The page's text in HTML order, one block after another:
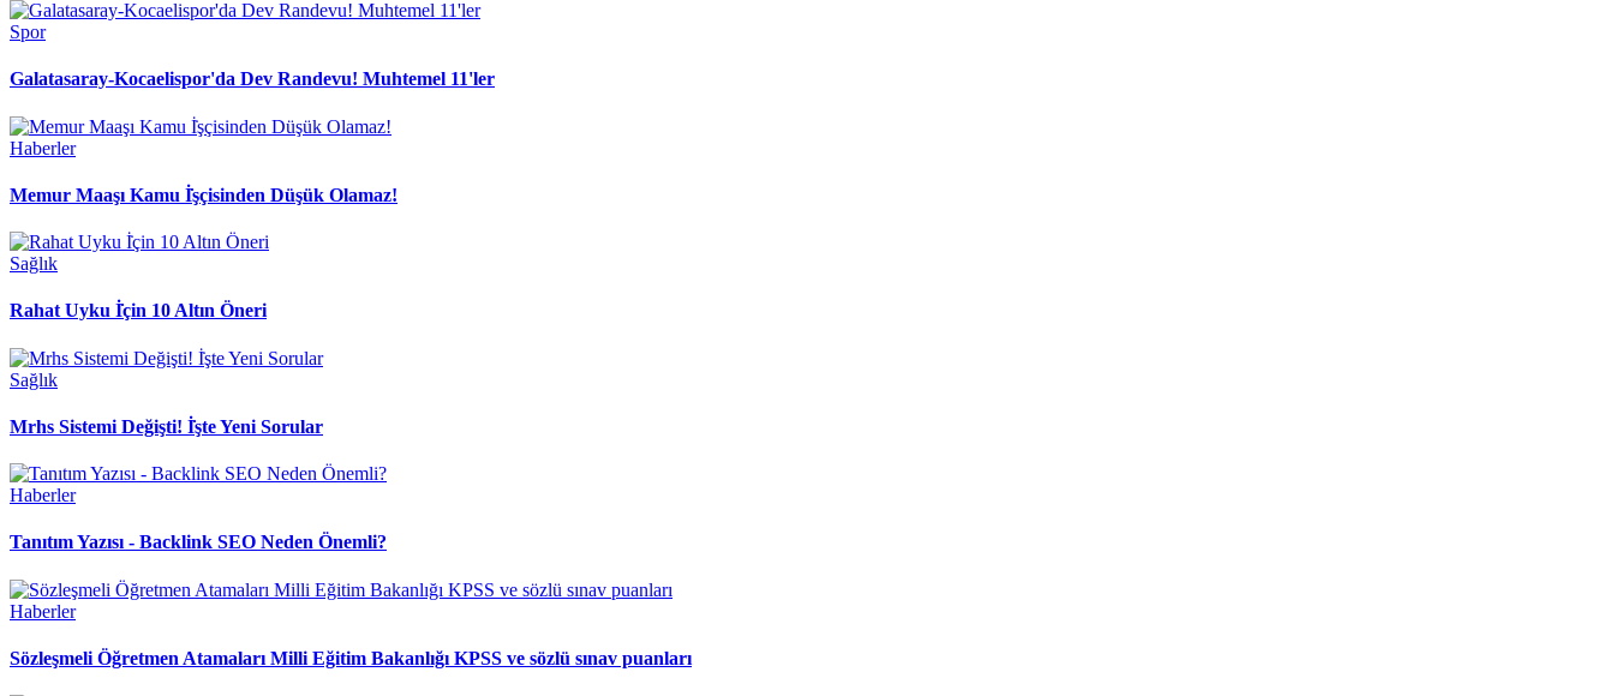
Spor
Galatasaray-Kocaelispor'da Dev Randevu! Muhtemel 11'ler
Haberler
Memur Maaşı Kamu İ̇şçisinden Düşük Olamaz!
Sağlık
Rahat Uyku İ̇çin 10 Altın Öneri
Sağlık
Mrhs Sistemi Değişti! İ̇şte Yeni Sorular
Haberler
Tanıtım Yazısı - Backlink SEO Neden Önemli?
Haberler
Sözleşmeli Öğretmen Atamaları Milli Eğitim Bakanlığı KPSS ve sözlü sınav puanları